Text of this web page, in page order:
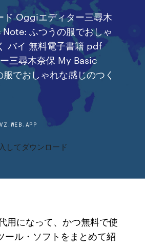
ド Oggiエディター三尋木
ふつうの服でおしゃ
バイ 無料電子書籍 pdf
三尋木奈保 My Basic
でおしゃれな感じのつく
してダウンロード
用になって、かつ無料で使
ール・ソフトをまとめて紹